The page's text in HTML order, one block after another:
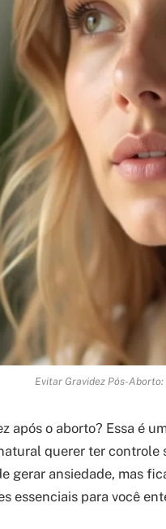
Evitar Gravidez Pós-
após o aborto? Essa é
querer ter controle
gerar ansiedade, mas
essenciais para você